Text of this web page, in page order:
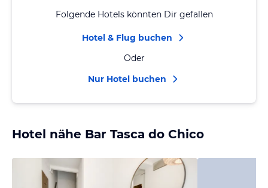
Folgende Hotels könnten Dir gefallen
Hotel & Flug buchen
Oder
Nur Hotel buchen
Hotel nähe Bar Tasca do Chico